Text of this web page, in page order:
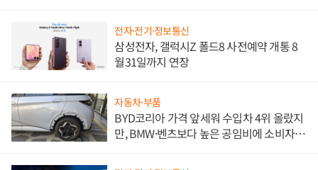
전자·전기·정보통신
삼성전자, 갤럭시Z 폴드8 사전예약 개통 8
월31일까지 연장
자동차·부품
BYD코리아 가격 앞세워 수입차 4위 올랐지
만, BMW·벤츠보다 높은 공임비에 소비자